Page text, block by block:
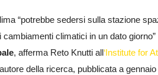
“potrebbe sedersi sulla stazione
cambiamenti climatici in un dato
, afferma Reto Knutti all‘Institute for
della ricerca, pubblicata a